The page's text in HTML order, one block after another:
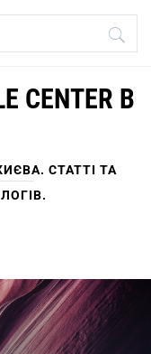
CENTER В
СТАТТІ ТА